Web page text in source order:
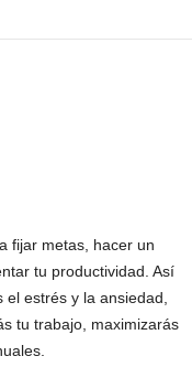
fijar metas, hacer un
tu productividad. Así
estrés y la ansiedad,
tu trabajo, maximizarás